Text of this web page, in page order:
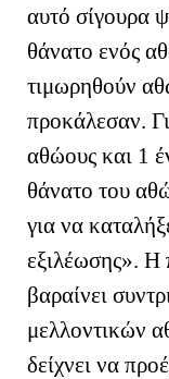
αυτό σίγουρα
θάνατο ενός
τιμωρηθούν
προκάλεσαν.
αθώους και 1
θάνατο του
για να
εξιλέωσης». Η
βαραίνει
μελλοντικών
δείχνει να